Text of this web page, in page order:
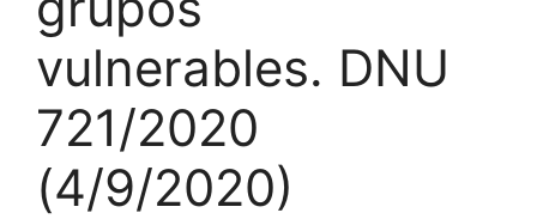
vulnerables. DNU
721/2020
(4/9/2020)